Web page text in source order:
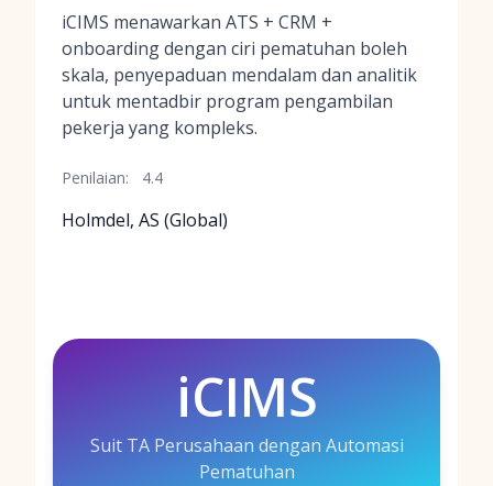
iCIMS menawarkan ATS + CRM +
onboarding dengan ciri pematuhan boleh
skala, penyepaduan mendalam dan analitik
untuk mentadbir program pengambilan
pekerja yang kompleks.
Penilaian: 4.4
Holmdel, AS (Global)
iCIMS
Suit TA Perusahaan dengan Automasi
Pematuhan